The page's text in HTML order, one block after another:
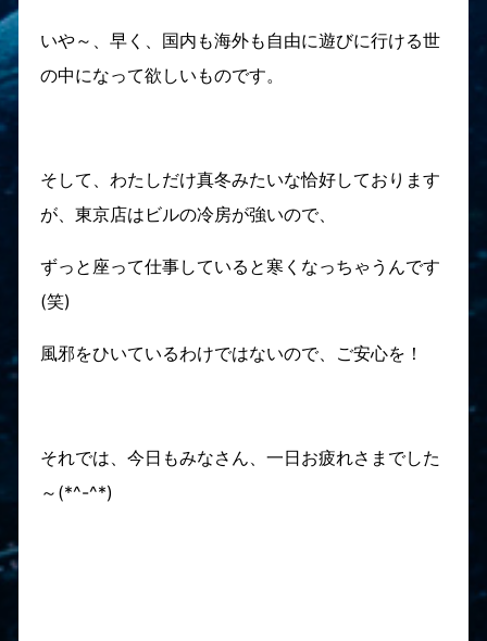
いや～、早く、国内も海外も自由に遊びに行ける世
の中になって欲しいものです。
そして、わたしだけ真冬みたいな恰好しております
が、東京店はビルの冷房が強いので、
ずっと座って仕事していると寒くなっちゃうんです
(笑)
風邪をひいているわけではないので、ご安心を！
それでは、今日もみなさん、一日お疲れさまでした
～(*^-^*)